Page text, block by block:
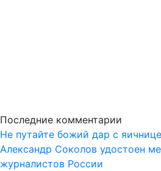
Последние комментарии
Не путайте божий дар с
Александр Соколов удостоен
журналистов России